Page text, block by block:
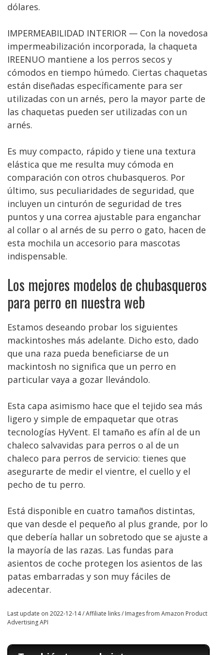
dólares.
IMPERMEABILIDAD INTERIOR — Con la novedosa
impermeabilización incorporada, la chaqueta
IREENUO mantiene a los perros secos y
cómodos en tiempo húmedo. Ciertas chaquetas
están diseñadas específicamente para ser
utilizadas con un arnés, pero la mayor parte de
las chaquetas pueden ser utilizadas con un
arnés.
Es muy compacto, rápido y tiene una textura
elástica que me resulta muy cómoda en
comparación con otros chubasqueros. Por
último, sus peculiaridades de seguridad, que
incluyen un cinturón de seguridad de tres
puntos y una correa ajustable para enganchar
al collar o al arnés de su perro o gato, hacen de
esta mochila un accesorio para mascotas
indispensable.
Los mejores modelos de chubasqueros
para perro en nuestra web
Estamos deseando probar los siguientes
mackintoshes más adelante. Dicho esto, dado
que una raza pueda beneficiarse de un
mackintosh no significa que un perro en
particular vaya a gozar llevándolo.
Esta capa asimismo hace que el tejido sea más
ligero y simple de empaquetar que otras
tecnologías HyVent. El tamaño es afín al de un
chaleco salvavidas para perros o al de un
chaleco para perros de servicio: tienes que
asegurarte de medir el vientre, el cuello y el
pecho de tu perro.
Está disponible en cuatro tamaños distintas,
que van desde el pequeño al plus grande, por lo
que debería hallar un sobretodo que se ajuste a
la mayoría de las razas. Las fundas para
asientos de coche protegen los asientos de las
patas embarradas y son muy fáciles de
adecentar.
Last update on 2022-12-14 / Affiliate links / Images from Amazon Product
Advertising API